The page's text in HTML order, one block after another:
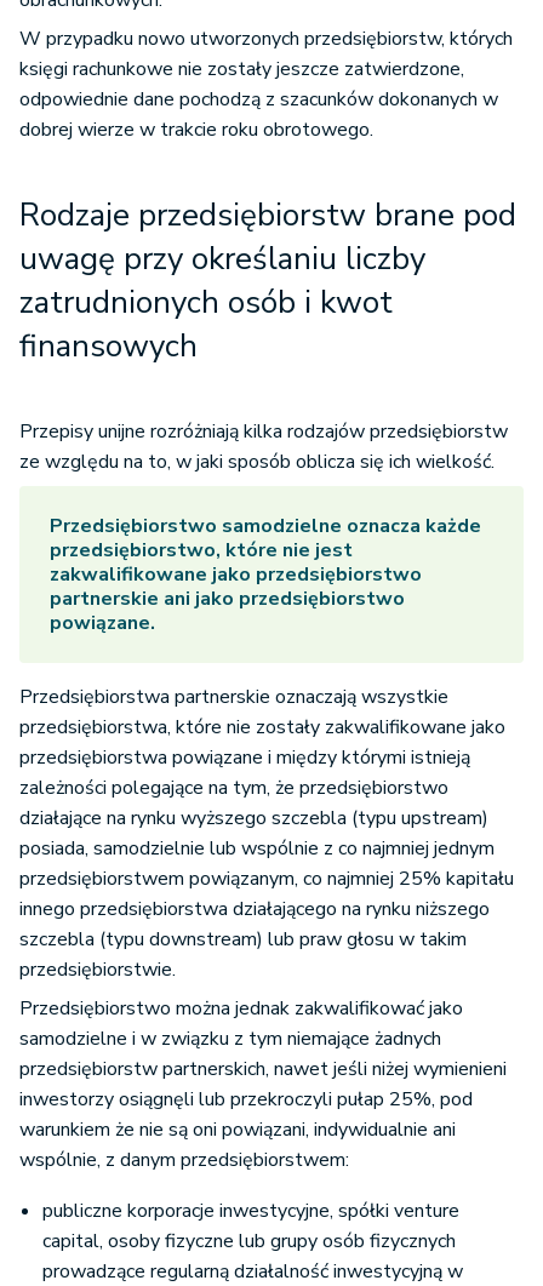
W przypadku nowo utworzonych przedsiębiorstw, których
księgi rachunkowe nie zostały jeszcze zatwierdzone,
odpowiednie dane pochodzą z szacunków dokonanych w
dobrej wierze w trakcie roku obrotowego.
Rodzaje przedsiębiorstw brane pod
uwagę przy określaniu liczby
zatrudnionych osób i kwot
finansowych
Przepisy unijne rozróżniają kilka rodzajów przedsiębiorstw
ze względu na to, w jaki sposób oblicza się ich wielkość.
Przedsiębiorstwo samodzielne oznacza każde
przedsiębiorstwo, które nie jest
zakwalifikowane jako przedsiębiorstwo
partnerskie ani jako przedsiębiorstwo
powiązane.
Przedsiębiorstwa partnerskie oznaczają wszystkie
przedsiębiorstwa, które nie zostały zakwalifikowane jako
przedsiębiorstwa powiązane i między którymi istnieją
zależności polegające na tym, że przedsiębiorstwo
działające na rynku wyższego szczebla (typu upstream)
posiada, samodzielnie lub wspólnie z co najmniej jednym
przedsiębiorstwem powiązanym, co najmniej 25% kapitału
innego przedsiębiorstwa działającego na rynku niższego
szczebla (typu downstream) lub praw głosu w takim
przedsiębiorstwie.
Przedsiębiorstwo można jednak zakwalifikować jako
samodzielne i w związku z tym niemające żadnych
przedsiębiorstw partnerskich, nawet jeśli niżej wymienieni
inwestorzy osiągnęli lub przekroczyli pułap 25%, pod
warunkiem że nie są oni powiązani, indywidualnie ani
wspólnie, z danym przedsiębiorstwem:
publiczne korporacje inwestycyjne, spółki venture
capital, osoby fizyczne lub grupy osób fizycznych
prowadzące regularną działalność inwestycyjną w